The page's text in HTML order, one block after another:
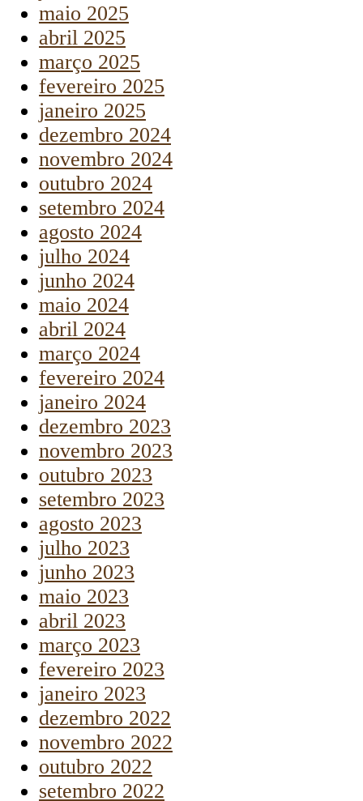
maio 2025
abril 2025
março 2025
fevereiro 2025
janeiro 2025
dezembro 2024
novembro 2024
outubro 2024
setembro 2024
agosto 2024
julho 2024
junho 2024
maio 2024
abril 2024
março 2024
fevereiro 2024
janeiro 2024
dezembro 2023
novembro 2023
outubro 2023
setembro 2023
agosto 2023
julho 2023
junho 2023
maio 2023
abril 2023
março 2023
fevereiro 2023
janeiro 2023
dezembro 2022
novembro 2022
outubro 2022
setembro 2022